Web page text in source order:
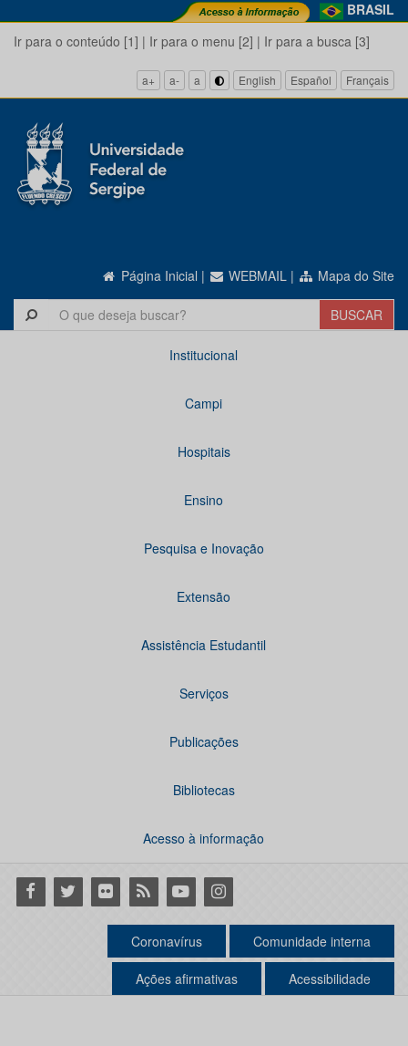
BRASIL
Ir para o conteúdo [1] | Ir para o menu [2] | Ir para a busca [3]
a+ a- a English Español Français
Página Inicial | WEBMAIL | Mapa do Site
Institucional
Campi
Hospitais
Ensino
Pesquisa e Inovação
Extensão
Assistência Estudantil
Serviços
Publicações
Bibliotecas
Acesso à informação
Facebook
Twitter Flickr RSS YoutubeInstagram
Coronavírus Comunidade interna
Ações afirmativas Acessibilidade